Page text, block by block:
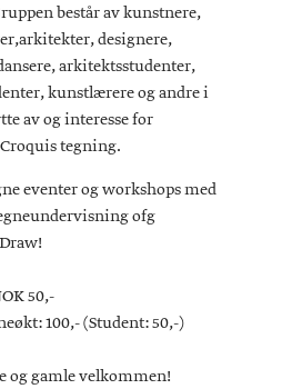
består av kunstnere,
designere,
arkitektsstudenter,
kunstlærere og andre i
av og interesse for
tegning.
eventer og workshops med
ofg
50,-
100,- (Student: 50,-)
og gamle velkommen!